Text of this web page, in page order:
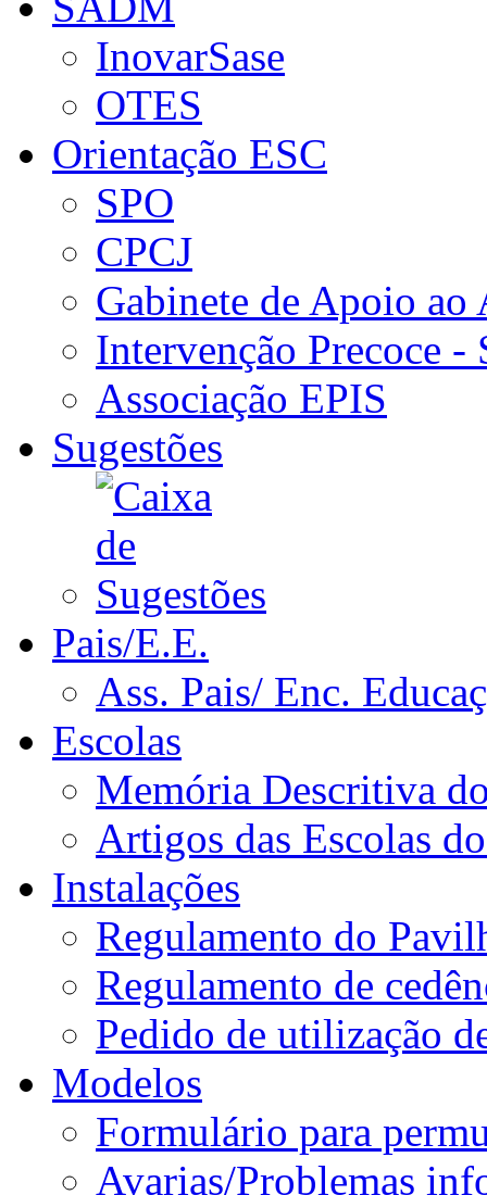
InovarSase
OTES
Orientação ESC
SPO
CPCJ
Gabinete de Apoio ao
Intervenção Precoce -
Associação EPIS
Sugestões
Pais/E.E.
Ass. Pais/ Enc.
Escolas
Memória Descritiva
Artigos das Escolas
Instalações
Regulamento do
Regulamento de
Pedido de utilização
Modelos
Formulário para
Avarias/Problemas